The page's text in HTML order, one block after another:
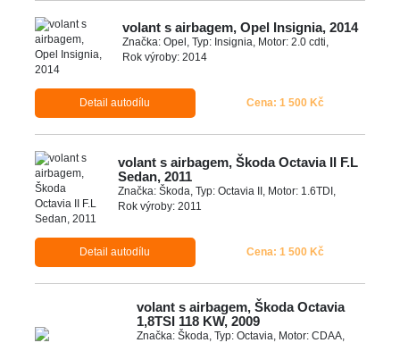
volant s airbagem, Opel Insignia, 2014
Značka: Opel, Typ: Insignia, Motor: 2.0 cdti,
Rok výroby: 2014
Detail autodílu Cena: 1 500 Kč
volant s airbagem, Škoda Octavia II F.L
Sedan, 2011
Značka: Škoda, Typ: Octavia II, Motor: 1.6TDI,
Rok výroby: 2011
Detail autodílu Cena: 1 500 Kč
volant s airbagem, Škoda Octavia
1,8TSI 118 KW, 2009
Značka: Škoda, Typ: Octavia, Motor: CDAA,